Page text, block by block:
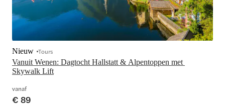
Vanuit Wenen: Dagtocht Hallstatt & Alpentoppen met
Skywalk Lift
Nieuw Tours
vanaf
€ 89